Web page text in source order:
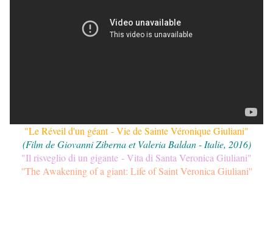
"Le Réveil d'un géant- Vie de Sainte Véronique Giuliani"
(Film de Giovanni Ziberna et Valeria Baldan - Italie, 2016)
"Il risveglio di un gigante - Vita di Santa Veronica Giuliani"
''The Awakening of a giant: Life of Saint Veronica Giuliani''